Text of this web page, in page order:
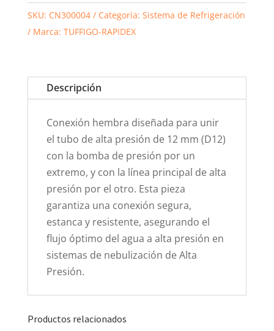
SKU: CN300004 Categoría: Sistema de Refrigeración
Marca: TUFFIGO-RAPIDEX
Descripción
Conexión hembra diseñada para unir
el tubo de alta presión de 12 mm (D12)
con la bomba de presión por un
extremo, y con la línea principal de alta
presión por el otro. Esta pieza
garantiza una conexión segura,
estanca y resistente, asegurando el
flujo óptimo del agua a alta presión en
sistemas de nebulización de Alta
Presión.
Productos relacionados